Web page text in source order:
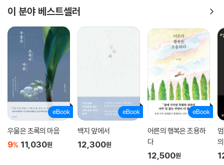
이 분야 베스트셀러
우울은 초록의 마음
9% 11,030원
백지 앞에서
12,300원
어른의 행복은 조용하
다
12,500원